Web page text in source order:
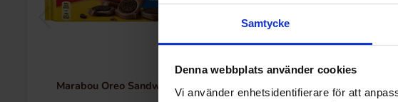
Samtycke
Denna webbplats använder cookies
Vi använder enhetsidentifierare för att
Marabou Oreo Sandwich 92g Marabou Oreo 37g(BF:2026-